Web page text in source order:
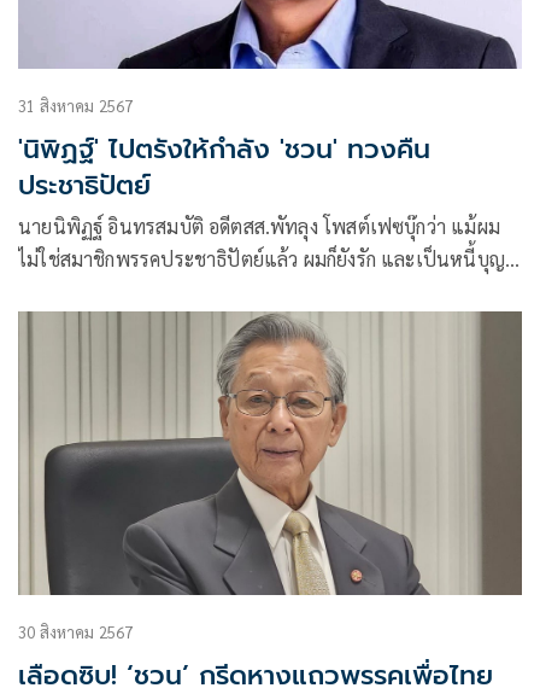
31 สิงหาคม 2567
'นิพิฏฐ์' ไปตรังให้กำลัง 'ชวน' ทวงคืน
ประชาธิปัตย์
นายนิพิฏฐ์ อินทรสมบัติ อดีตสส.พัทลุง โพสต์เฟซบุ๊กว่า แม้ผม
ไม่ใช่สมาชิกพรรคประชาธิปัตย์แล้ว ผมก็ยังรัก และเป็นหนี้บุญ
30 สิงหาคม 2567
เลือดซิบ! ‘ชวน’ กรีดหางแถวพรรคเพื่อไทย